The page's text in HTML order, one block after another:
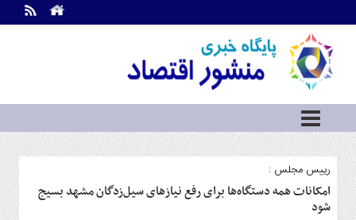
اطلاعات
تماس
ما
درباره
ما
سرویس
ها
خانه
بازار
رییس مجلس :
امکانات همه دستگاه‌ها برای رفع نیازهای سیل‌زدگان مشهد بسیج
شود